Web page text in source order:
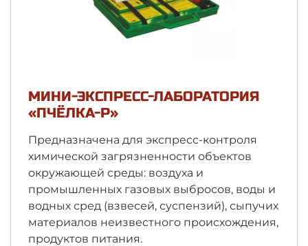
МИНИ-ЭКСПРЕСС-ЛАБОРАТОРИЯ
«ПЧЁЛКА-Р»
Предназначена для экспресс-контроля
химической загрязненности объектов
окружающей среды: воздуха и
промышленных газовых выбросов, воды и
водных сред (взвесей, суспензий), сыпучих
материалов неизвестного происхождения,
продуктов питания.